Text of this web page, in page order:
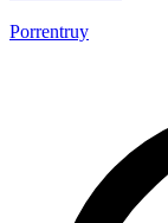
Porrentruy